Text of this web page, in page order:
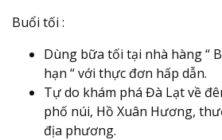
Buổi tối :
Dùng bữa tối tại nhà hàng “
hạn “ với thực đơn hấp dẫn.
Tự do khám phá Đà Lạt về
phố núi, Hồ Xuân Hương,
địa phương.